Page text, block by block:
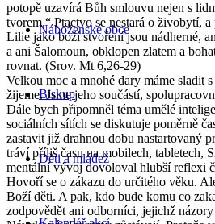
Náboženské obce
Biskup
Děti a mládež
potopě uzavírá Bůh smlouvu nejen s
tvorem.“ Ptactvo se nestará o živobytí,
Lilie jako boží stvoření jsou nádherné,
a ani Šalomoun, obklopen zlatem a
rovnat. (Srov. Mt 6,26-29)
Velkou moc a mnohé dary máme sladit
žijeme. Jsme jeho součástí,
Dále bych připomněl téma umělé
sociálních sítích se diskutuje poměrně
zastavit již drahnou dobu nastartovaný
tráví příliš času na mobilech, tabletech,
mentální vývoj dovoloval hlubší reflexi
Hovoří se o zákazu do určitého věku.
Boží děti. A pak, kdo bude komu co
zodpovědět ani odborníci, jejichž